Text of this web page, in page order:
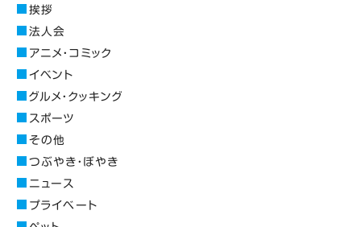
挨拶
法人会
アニメ・コミック
イベント
グルメ・クッキング
スポーツ
その他
つぶやき・ぼやき
ニュース
プライベート